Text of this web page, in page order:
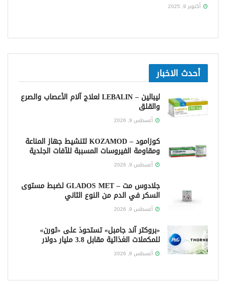
أكتوبر 9, 2025
أحدث الاخبار
ليبالين – LEBALIN لعلاج آلام الأعصاب والصرع
والقلق
أغسطس 9, 2026
كوزامود – KOZAMOD لتنشيط جهاز المناعة
ومقاومة الفيروسات المسببة للآفات الجلدية
أغسطس 9, 2026
جلادوس مت – GLADOS MET لضبط مستوى
السكر في الدم من النوع الثاني
أغسطس 9, 2026
«بروكتر آند جامبل» تستحوذ على «ثورن»
للمكملات الغذائية مقابل 3.8 مليار دولار
أغسطس 8, 2026